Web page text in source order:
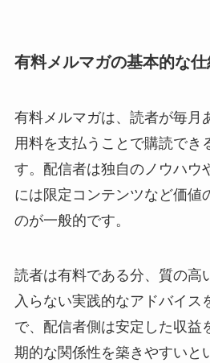
有料メルマガの基本的な
有料メルマガは、読者が毎月
用料を支払うことで購読でき
す。配信者は独自のノウハウ
には限定コンテンツなど価値
のが一般的です。
読者は有料である分、質の高
入らない実践的なアドバイス
で、配信者側は安定した収益
期的な関係性を築きやすいと